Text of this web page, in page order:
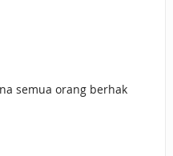
semua orang berhak